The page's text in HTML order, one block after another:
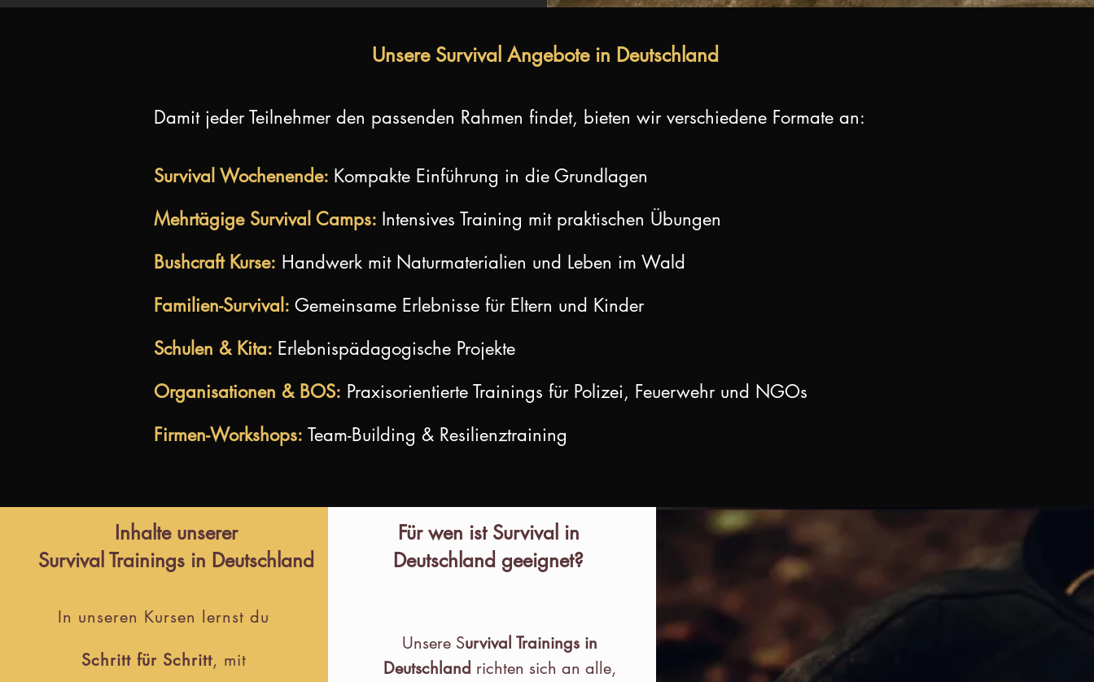
Unsere Survival Angebote in Deutschland
Damit jeder Teilnehmer den passenden Rahmen findet, bieten wir verschiedene Formate an:
Survival Wochenende: Kompakte Einführung in die Grundlagen
Mehrtägige Survival Camps: Intensives Training mit praktischen Übungen
Bushcraft Kurse: Handwerk mit Naturmaterialien und Leben im Wald
Familien-Survival: Gemeinsame Erlebnisse für Eltern und Kinder
Schulen & Kita: Erlebnispädagogische Projekte
Organisationen & BOS: Praxisorientierte Trainings für Polizei, Feuerwehr und NGOs
Firmen-Workshops: Team-Building & Resilienztraining
Inhalte unserer
Survival Trainings in Deutschland
In unseren Kursen lernst du
Schritt für Schritt, mit
Für wen ist Survival in
Deutschland geeignet?
Unsere Survival Trainings in
Deutschland richten sich an alle,